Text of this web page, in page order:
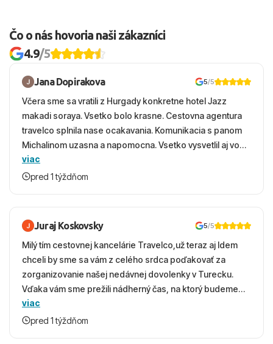
Čo o nás hovoria naši zákazníci
4.9/5
Jana Dopirakova 5/5
Včera sme sa vratili z Hurgady konkretne hotel Jazz
makadi soraya. Vsetko bolo krasne. Cestovna agentura
travelco splnila nase ocakavania. Komunikacia s panom
Michalinom uzasna a napomocna. Vsetko vysvetlil aj vo
vecernych hodinach zaco sa ospravedlnujem. Hotel
krasny, cisty. Sluzby top. Strava, prostredie, more,
viac
pred 1 týždňom
Juraj Koskovsky 5/5
Milý tím cestovnej kancelárie Travelco,už teraz aj Idem
chceli by sme sa vám z celého srdca poďakovať za
zorganizovanie našej nedávnej dovolenky v Turecku.
Vďaka vám sme prežili nádherný čas, na ktorý budeme
ešte dlho s úsmevom spomínať. ​Všetko prebehlo
absolútne hladko – od prvotného výberu zájazdu, cez
viac
pred 1 týždňom